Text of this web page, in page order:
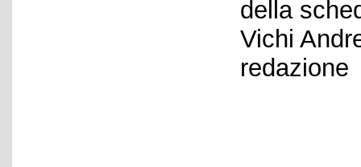
della
Vichi
redazione